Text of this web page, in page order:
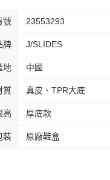
號 23553293
牌 J/SLIDES
地 中國
質 真皮、TPR大底
高 厚底款
裝 原廠鞋盒